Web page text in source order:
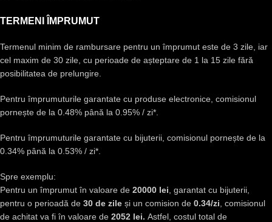
TERMENI ÎMPRUMUT
Termenul minim de rambursare pentru un împrumut este de 3 zile, iar
cel maxim de 30 zile, cu perioade de așteptare de 1 la 15 zile fără
posibilitatea de prelungire.
Pentru împrumuturile garantate cu produse electronice, comisionul
pornește de la 0.48% până la 0.95% / zi*.
Pentru împrumuturile garantate cu bijuterii, comisionul pornește de la
0.34% până la 0.53% / zi*.
Spre exemplu:
Pentru un împrumut în valoare de 20000 lei , garantat cu bijuterii,
pentru o perioadă de 30 de zile și un comision de 0.34/zi , comisionul
de achitat va fi în valoare de 2052 lei. Astfel, costul total de